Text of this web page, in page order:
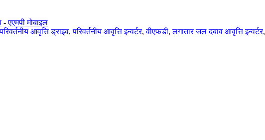
-एएमपी मोबाइल
परिवर्तनीय आवृत्ति ड्राइव,परिवर्तनीय आवृत्ति इन्वर्टर,वीएफडी,लगातार जल दबाव आवृत्ति इन्वर्टर,